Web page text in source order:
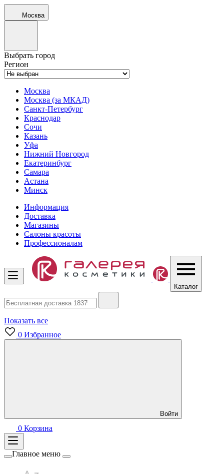
Москва
Выбрать город
Регион
Москва
Москва (за МКАД)
Санкт-Петербург
Краснодар
Сочи
Казань
Уфа
Нижний Новгород
Екатеринбург
Самара
Астана
Минск
Информация
Доставка
Магазины
Салоны красоты
Профессионалам
Каталог
Показать все
0 Избранное
Войти
0 Корзина
Главное меню